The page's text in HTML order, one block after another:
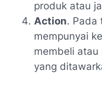
produk atau
Action. Pada
mempunyai
membeli atau
yang